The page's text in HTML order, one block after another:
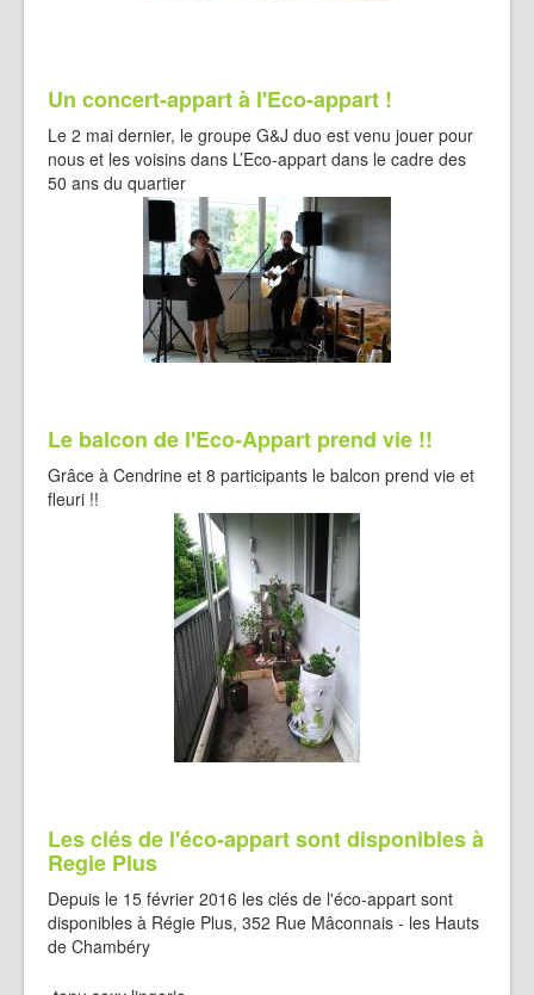
Un concert-appart à l'Eco-appart !
Le 2 mai dernier, le groupe G&J duo est venu jouer pour
nous et les voisins dans L’Eco-appart dans le cadre des
50 ans du quartier
Le balcon de l'Eco-Appart prend vie !!
Grâce à Cendrine et 8 participants le balcon prend vie et
fleuri !!
Les clés de l'éco-appart sont disponibles à
Regie Plus
Depuis le 15 février 2016 les clés de l'éco-appart sont
disponibles à Régie Plus, 352 Rue Mâconnais - les Hauts
de Chambéry